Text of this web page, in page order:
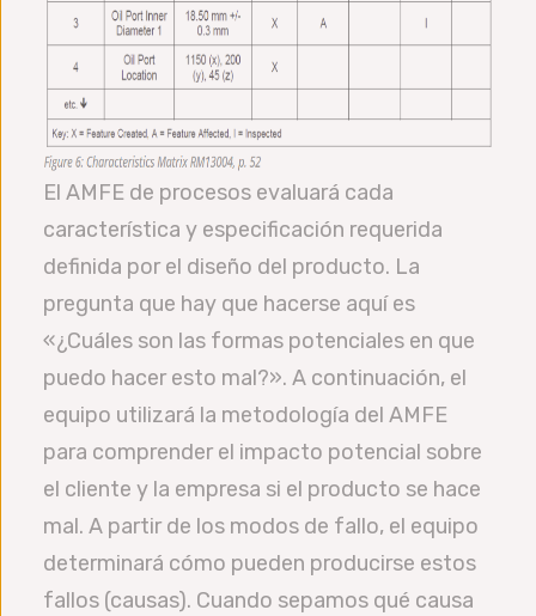
El AMFE de procesos evaluará cada
característica y especificación requerida
definida por el diseño del producto. La
pregunta que hay que hacerse aquí es
«¿Cuáles son las formas potenciales en que
puedo hacer esto mal?». A continuación, el
equipo utilizará la metodología del AMFE
para comprender el impacto potencial sobre
el cliente y la empresa si el producto se hace
mal. A partir de los modos de fallo, el equipo
determinará cómo pueden producirse estos
fallos (causas). Cuando sepamos qué causa